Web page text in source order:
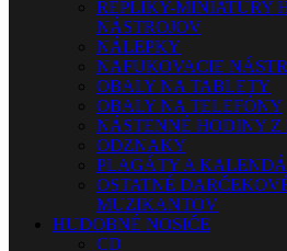
REPLIKY-MINIATÚRY
NÁSTROJOV
NÁLEPKY
NAFUKOVACIE
OBALY NA TABLETY
OBALY NA TELEFÓNY
NÁSTENNÉ HODINY
ODZNAKY
PLAGÁTY A
OSTATNÉ
MUZIKANTOV
HUDOBNÉ NOSIČE
CD